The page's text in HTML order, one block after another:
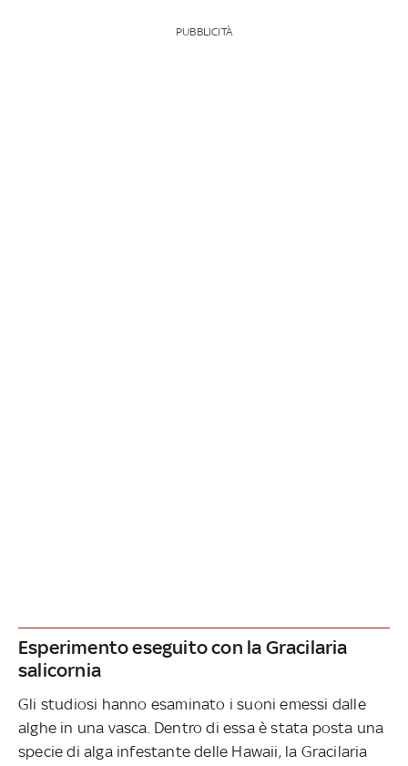
PUBBLICITÀ
Esperimento eseguito con la Gracilaria
salicornia
Gli studiosi hanno esaminato i suoni emessi dalle
alghe in una vasca. Dentro di essa è stata posta una
specie di alga infestante delle Hawaii, la Gracilaria